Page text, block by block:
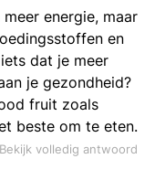
energie, maar
en
dat je meer
je gezondheid?
fruit zoals
beste om te eten.
Bekijk volledig antwoord